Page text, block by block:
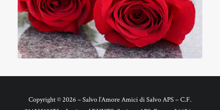
Copyright © 2026 – Salvo l’Amore Amici di Salvo APS – C.F.